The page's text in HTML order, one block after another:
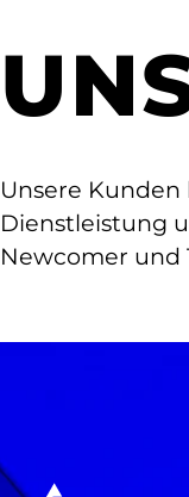
Unsere
Dienstleistung
Newcomer und